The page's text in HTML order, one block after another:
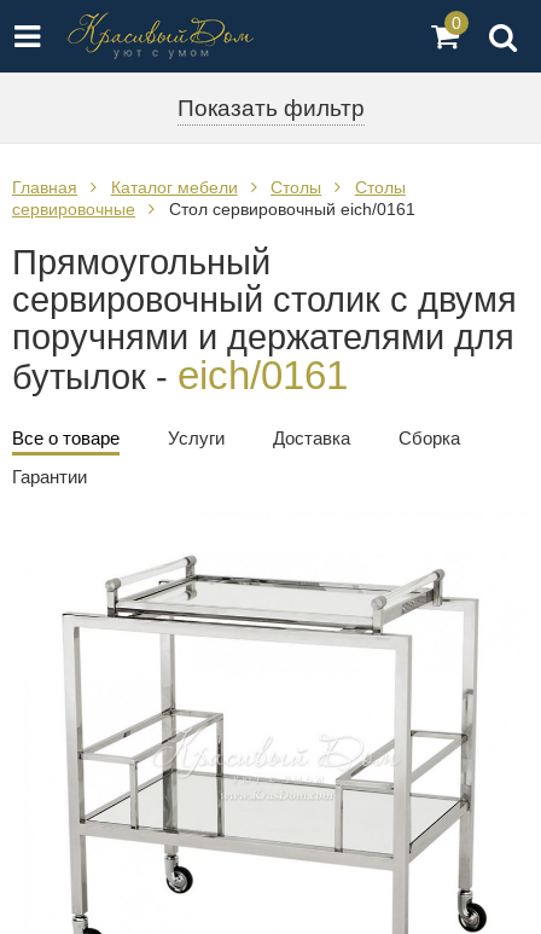
0
Показать фильтр
Главная Каталог мебели Столы
Столы
сервировочные
Стол сервировочный eich/0161
Прямоугольный
сервировочный столик с двумя
поручнями и держателями для
бутылок - eich/0161
Все о товаре Услуги Доставка
Сборка
Гарантии